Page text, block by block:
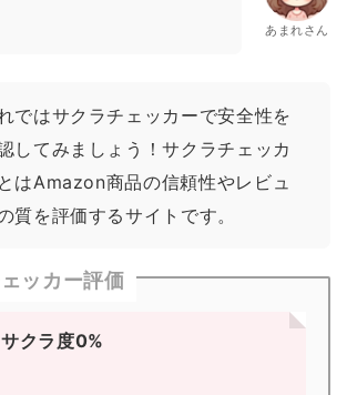
あまれさん
ではサクラチェッカーで安全性を
してみましょう！サクラチェッカ
はAmazon商品の信頼性やレビュ
質を評価するサイトです。
ッカー評価
クラ度0%